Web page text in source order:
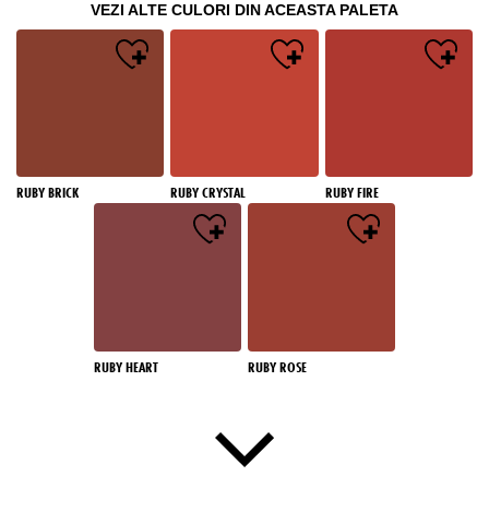
VEZI ALTE CULORI DIN ACEASTA PALETA
RUBY BRICK RUBY CRYSTAL RUBY FIRE
RUBY HEART RUBY ROSE